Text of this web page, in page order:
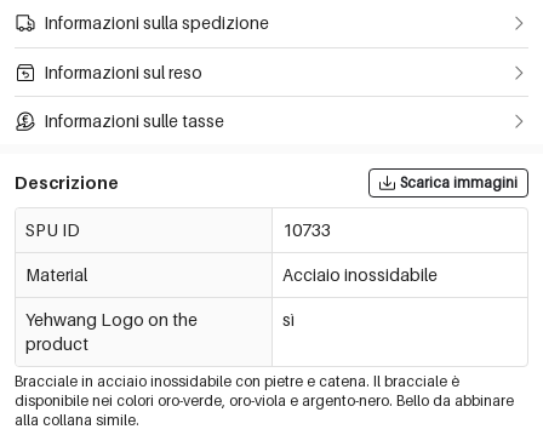
Informazioni sulla spedizione
Informazioni sul reso
Informazioni sulle tasse
Descrizione Scarica immagini
SPU ID 10733
Material Acciaio inossidabile
Yehwang Logo on the
product
sì
Bracciale in acciaio inossidabile con pietre e catena. Il bracciale è
disponibile nei colori oro-verde, oro-viola e argento-nero. Bello da abbinare
alla collana simile.